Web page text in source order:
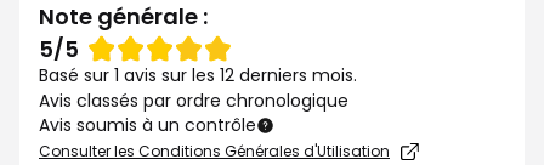
Note générale :
Note
de
5/5
Basé sur 1 avis sur les 12 derniers mois.
Avis classés par ordre chronologique
Avis soumis à un contrôle
Consulter les Conditions Générales d'Utilisation